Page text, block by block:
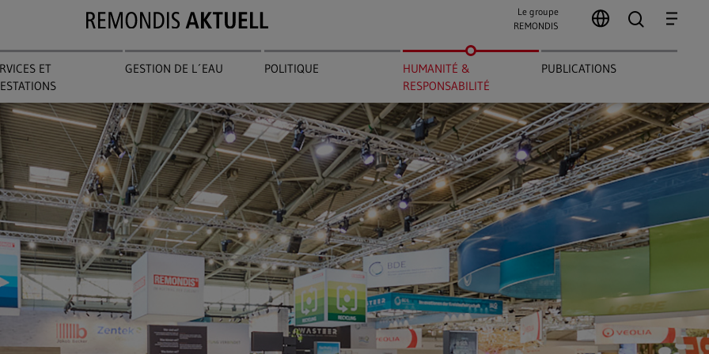
ET
GESTION DE L´EAU POLITIQUE
HUMANITÉ &
RESPONSABILITÉ
PUBLICATIONS
Le groupe
REMONDIS
search
Menu